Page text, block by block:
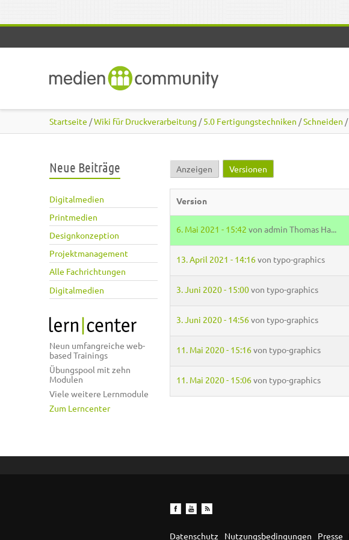
Startseite /Wiki für Druckverarbeitung /5.0 Fertigungstechniken /Schneiden /
Neue Beiträge
Digitalmedien
Printmedien
Designkonzeption
Projektmanagement
Alle Fachrichtungen
Digitalmedien
Neun umfangreiche web-
based Trainings
Übungspool mit zehn
Modulen
Viele weitere Lernmodule
Zum Lerncenter
Haupt-Reiter
Anzeigen Versionen
Version
6. Mai 2021 - 15:42 von admin Thomas Ha...
13. April 2021 - 14:16von typo-graphics
3. Juni 2020 - 15:00von typo-graphics
3. Juni 2020 - 14:56von typo-graphics
11. Mai 2020 - 15:16von typo-graphics
11. Mai 2020 - 15:06von typo-graphics
Datenschutz Nutzungsbedingungen Presse